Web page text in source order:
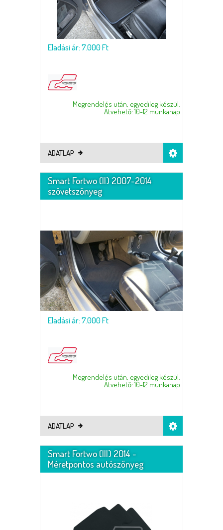
Eladási ár: 7.000 Ft
Megrendelés után, egyedileg készül.
Átvehető: 10-12 munkanap
ADATLAP
Smart Fortwo (II) 2007-2014
szövetszőnyeg
Eladási ár: 7.000 Ft
Megrendelés után, egyedileg készül.
Átvehető: 10-12 munkanap
ADATLAP
Smart Fortwo (III) 2014 -
Méretpontos autószőnyeg